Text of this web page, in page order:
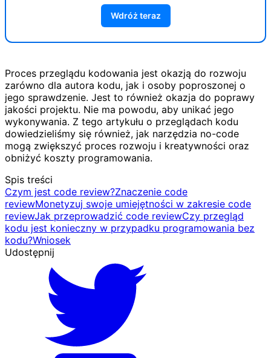
Wdróż teraz
Proces przeglądu kodowania jest okazją do rozwoju
zarówno dla autora kodu, jak i osoby poproszonej o
jego sprawdzenie. Jest to również okazja do poprawy
jakości projektu. Nie ma powodu, aby unikać jego
wykonywania. Z tego artykułu o przeglądach kodu
dowiedzieliśmy się również, jak narzędzia no-code
mogą zwiększyć proces rozwoju i kreatywności oraz
obniżyć koszty programowania.
Spis treści
Czym jest code review?Znaczenie code
reviewMonetyzuj swoje umiejętności w zakresie code
reviewJak przeprowadzić code reviewCzy przegląd
kodu jest konieczny w przypadku programowania bez
kodu?Wniosek
Udostępnij